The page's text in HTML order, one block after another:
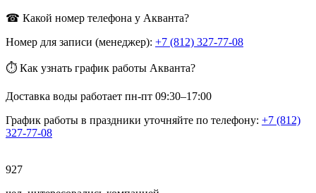
☎ Какой номер телефона у Акванта?
Номер для записи (менеджер): +7 (812) 327-77-08
⏱ Как узнать график работы Акванта?
Доставка воды работает пн-пт 09:30–17:00
График работы в праздники уточняйте по телефону: +7 (812)
327-77-08
927